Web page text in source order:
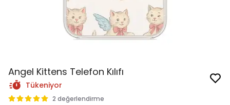
Angel Kittens Telefon Kılıfı
Tükeniyor
2 değerlendirme